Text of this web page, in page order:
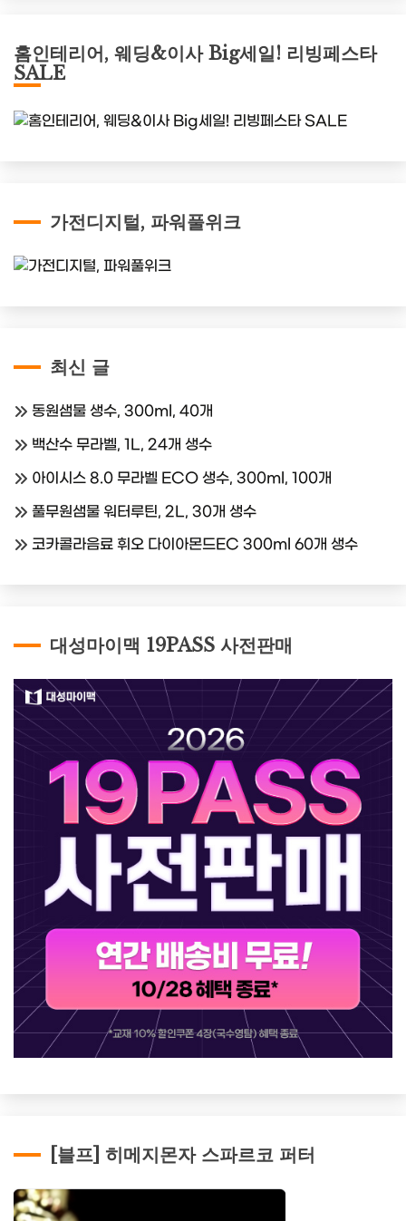
홈인테리어, 웨딩&이사 Big세일! 리빙페스타
SALE
가전디지털, 파워풀위크
최신 글
동원샘물 생수, 300ml, 40개
백산수 무라벨, 1L, 24개 생수
아이시스 8.0 무라벨 ECO 생수, 300ml, 100개
풀무원샘물 워터루틴, 2L, 30개 생수
코카콜라음료 휘오 다이아몬드EC 300ml 60개 생수
대성마이맥 19PASS 사전판매
[블프] 히메지몬자 스파르코 퍼터